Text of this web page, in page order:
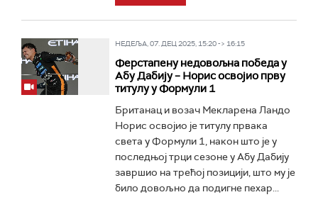
НЕДЕЉА, 07. ДЕЦ 2025, 15:20 -> 16:15
Ферстапену недовољна победа у
Абу Дабију – Норис освојио прву
титулу у Формули 1
Британац и возач Мекларена Ландо
Норис освојио је титулу првака
света у Формули 1, након што је у
последњој трци сезоне у Абу Дабију
завршио на трећој позицији, што му је
било довољно да подигне пехар...